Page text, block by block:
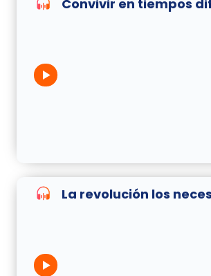
Convivir en tiempos
La revolución los